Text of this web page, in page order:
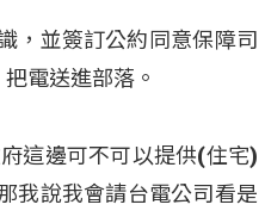
，並簽訂公約同意保障司
電送進部落。
這邊可不可以提供(住宅)
我說我會請台電公司看是